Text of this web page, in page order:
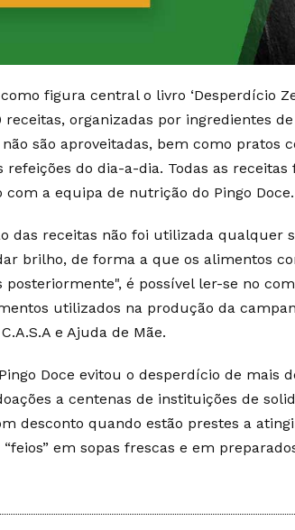
figura central o livro ‘Desperdício
receitas, organizadas por ingredientes
são aproveitadas, bem como pratos
refeições do dia-a-dia. Todas as
com a equipa de nutrição do Pingo Doce.
das receitas não foi utilizada qualquer
brilho, de forma a que os alimentos
posteriormente", é possível ler-se no
utilizados na produção da
e Ajuda de Mãe.
Doce evitou o desperdício de mais
a centenas de instituições de
desconto quando estão prestes a
em sopas frescas e em